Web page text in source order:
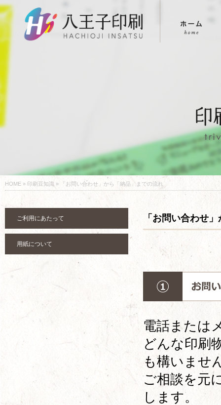
HOME » 印刷豆知識 » 「お問い合わせ」から「納品」までの流れ
ご利用にあたって
用紙について
「お問い合わせ
電話または
どんな印刷
も構いませ
ご相談を元
します。